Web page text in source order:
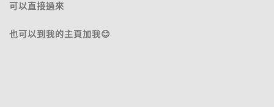
可以直接過來
也可以到我的主頁加我😊